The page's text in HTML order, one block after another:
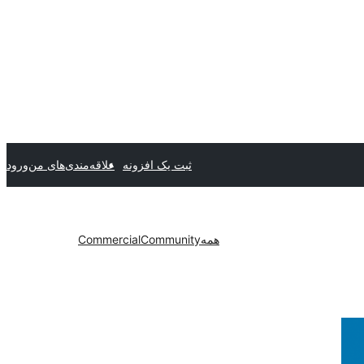
ثبت یک افزونه علاقه‌مندی‌های منورود
همهCommunity
Commercial